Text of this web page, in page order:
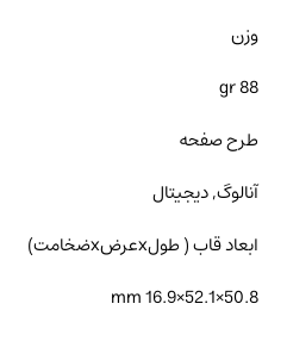
وزن
88 gr
طرح صفحه
آنالوگ, دیجیتال
ابعاد قاب ( طولxعرضxضخامت)
50.8×52.1×16.9 mm